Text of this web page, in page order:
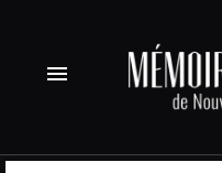
menu